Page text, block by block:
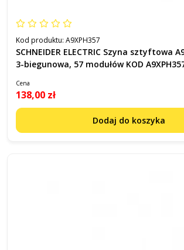
Kod produktu: A9XPH357
SCHNEIDER ELECTRIC Szyna sztyftowa
3-biegunowa, 57 modułów KOD
Cena
138,00 zł
Dodaj do koszyka